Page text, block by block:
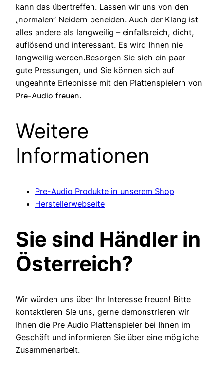
kann das übertreffen. Lassen wir uns von den
„normalen“ Neidern beneiden. Auch der Klang ist
alles andere als langweilig – einfallsreich, dicht,
auflösend und interessant. Es wird Ihnen nie
langweilig werden.Besorgen Sie sich ein paar
gute Pressungen, und Sie können sich auf
ungeahnte Erlebnisse mit den Plattenspielern von
Pre-Audio freuen.
Weitere
Informationen
Pre-Audio Produkte in unserem Shop
Herstellerwebseite
Sie sind Händler in
Österreich?
Wir würden uns über Ihr Interesse freuen! Bitte
kontaktieren Sie uns, gerne demonstrieren wir
Ihnen die Pre Audio Plattenspieler bei Ihnen im
Geschäft und informieren Sie über eine mögliche
Zusammenarbeit.